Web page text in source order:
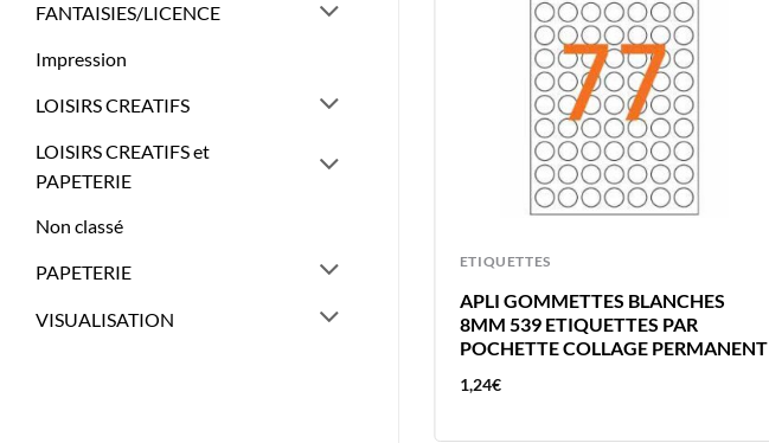
FANTAISIES/LICENCE
Impression
LOISIRS CREATIFS
LOISIRS CREATIFS et
PAPETERIE
Non classé
PAPETERIE
VISUALISATION
ETIQUETTES
APLI GOMMETTES BLANCHES
8MM 539 ETIQUETTES PAR
POCHETTE COLLAGE PERMANENT
1,24€
RONDE – ETIQUETTE ADHESIVE